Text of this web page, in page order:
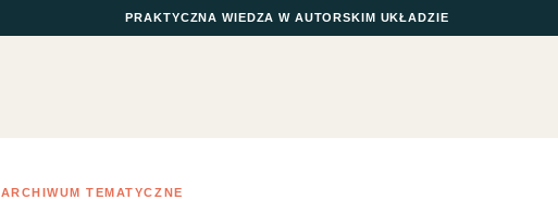
PRAKTYCZNA WIEDZA W AUTORSKIM UKŁADZIE
ARCHIWUM TEMATYCZNE